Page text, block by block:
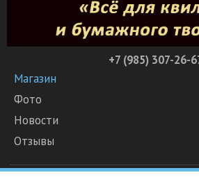
+7 (985) 307-26-
Магазин
Фото
Новости
Отзывы